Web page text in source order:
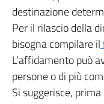
destinazione
Per il rilascio della
bisogna compilare il
L’affidamento può
persone o di più
Si suggerisce,